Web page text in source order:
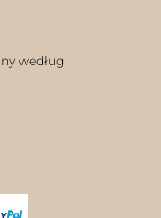
według